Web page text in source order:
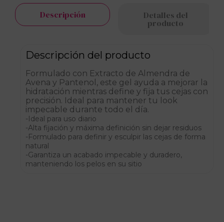
Descripción Detalles del
producto
Descripción del producto
Formulado con Extracto de Almendra de
Avena y Pantenol, este gel ayuda a mejorar la
hidratación mientras define y fija tus cejas con
precisión. Ideal para mantener tu look
impecable durante todo el día.
-Ideal para uso diario
-Alta fijación y máxima definición sin dejar residuos
-Formulado para definir y esculpir las cejas de forma
natural
-Garantiza un acabado impecable y duradero,
manteniendo los pelos en su sitio